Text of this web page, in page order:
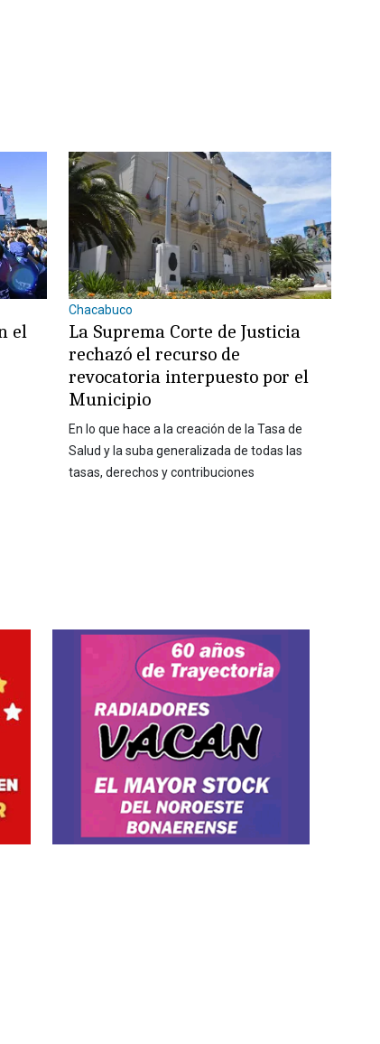
el
Chacabuco
La Suprema Corte de Justicia
rechazó el recurso de
revocatoria interpuesto por el
Municipio
En lo que hace a la creación de la Tasa de
Salud y la suba generalizada de todas las
tasas, derechos y contribuciones